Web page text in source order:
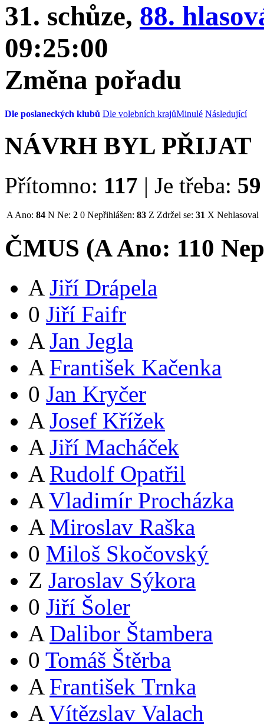
31. schůze, 88.
09:25:00
Změna pořadu
Dle poslaneckých klubů Dle volebních krajůMinulé Následující
NÁVRH BYL PŘIJAT
Přítomno: 117 | Je třeba: 59
A Ano: 84 N Ne: 2 0 Nepřihlášen: 83 Z Zdržel se: 31 X Nehlasoval
ČMUS (AAno: 110
A Jiří Drápela
0 Jiří Faifr
A Jan Jegla
A František Kačenka
0 Jan Kryčer
A Josef Křížek
A Jiří Macháček
A Rudolf Opatřil
A Vladimír Procházka
A Miroslav Raška
0 Miloš Skočovský
Z Jaroslav Sýkora
0 Jiří Šoler
A Dalibor Štambera
0 Tomáš Štěrba
A František Trnka
A Vítězslav Valach